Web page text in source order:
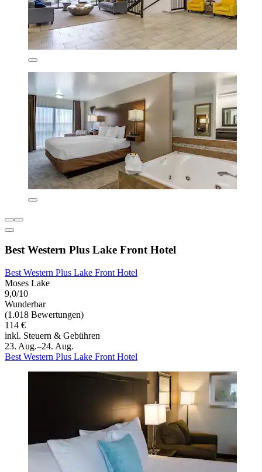
Best Western Plus Lake Front Hotel
Best Western Plus Lake Front Hotel
Moses Lake
9,0/10
Wunderbar
(1.018 Bewertungen)
114 €
inkl. Steuern & Gebühren
23. Aug.–24. Aug.
Best Western Plus Lake Front Hotel